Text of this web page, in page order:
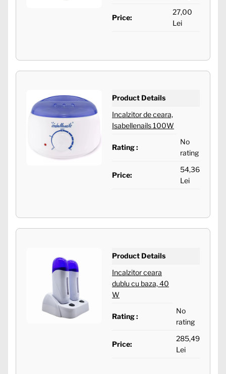
Price:
27,00
Lei
Product Details
Incalzitor de ceara,
Isabellenails 100W
Rating :
No
rating
Price:
54,36
Lei
Product Details
Incalzitor ceara
dublu cu baza, 40
W
Rating :
No
rating
Price:
285,49
Lei